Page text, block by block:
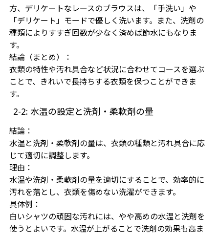
方、デリケートなレースのブラウスは、「手洗い」や
「デリケート」モードで優しく洗います。また、洗剤の
種類によりすすぎ回数が少なく済めば節水にもなりま
す。
結論（まとめ）：
衣類の特性や汚れ具合など状況に合わせてコースを選ぶ
ことで、きれいで長持ちする衣類を保つことができま
す。
2-2: 水温の設定と洗剤・柔軟剤の量
結論：
水温と洗剤・柔軟剤の量は、衣類の種類と汚れ具合に応
じて適切に調整します。
理由：
水温や洗剤・柔軟剤の量を適切にすることで、効率的に
汚れを落とし、衣類を傷めない洗濯ができます。
具体例：
白いシャツの頑固な汚れには、やや高めの水温と洗剤を
使うとよいです。水温が上がることで洗剤の効果も高ま